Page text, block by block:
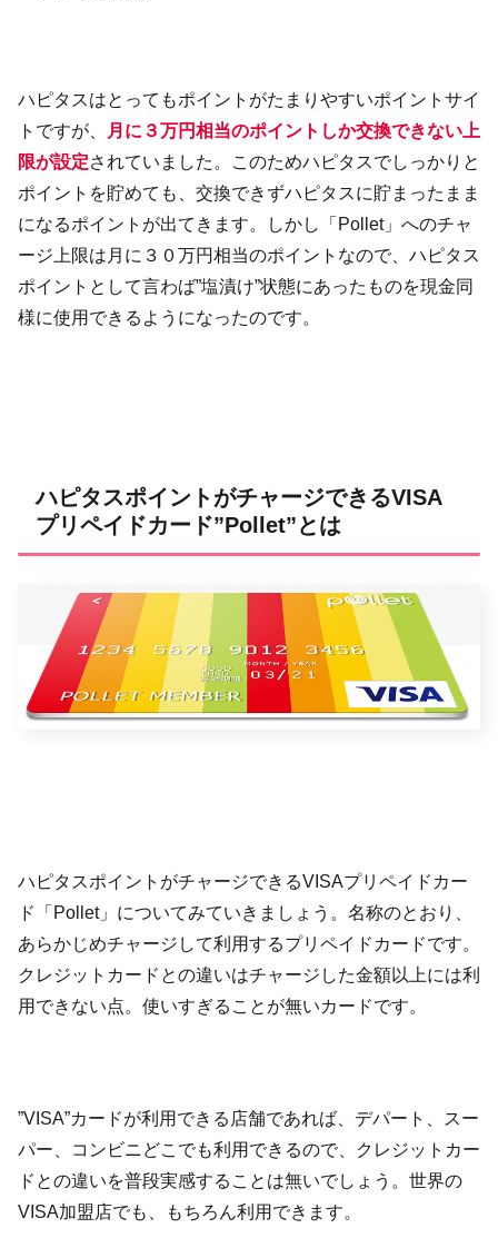
ハピタスはとってもポイントがたまりやすいポイントサイ
トですが、
月に３万円相当のポイントしか交換できない上
限が設定されていました。このためハピタスでしっかりと
ポイントを貯めても、交換できずハピタスに貯まったまま
になるポイントが出てきます。しかし「Pollet」へのチャ
ージ上限は月に３０万円相当のポイントなので、ハピタス
ポイントとして言わば”塩漬け”状態にあったものを現金同
様に使用できるようになったのです。
ハピタスポイントがチャージできるVISA
プリペイドカード”Pollet”とは
ハピタスポイントがチャージできるVISAプリペイドカー
ド「Pollet」についてみていきましょう。名称のとおり、
あらかじめチャージして利用するプリペイドカードです。
クレジットカードとの違いはチャージした金額以上には利
用できない点。使いすぎることが無いカードです。
”VISA”カードが利用できる店舗であれば、デパート、スー
パー、コンビニどこでも利用できるので、クレジットカー
ドとの違いを普段実感することは無いでしょう。世界の
VISA加盟店でも、もちろん利用できます。